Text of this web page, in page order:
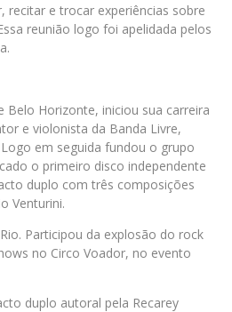
e trocar experiências sobre
reunião logo foi apelidada pelos
Belo Horizonte, iniciou sua carreira
e violonista da Banda Livre,
em seguida fundou o grupo
o primeiro disco independente
duplo com três composições
Venturini.
Participou da explosão do rock
no Circo Voador, no evento
duplo autoral pela Recarey